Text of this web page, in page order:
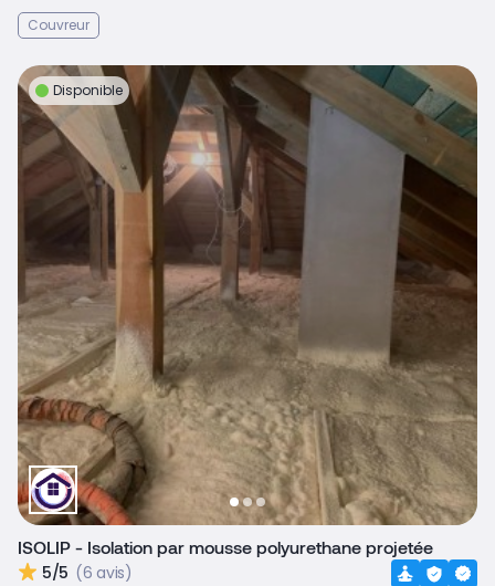
Couvreur
Disponible
ISOLIP - Isolation par mousse polyurethane projetée
5/5 (6 avis)